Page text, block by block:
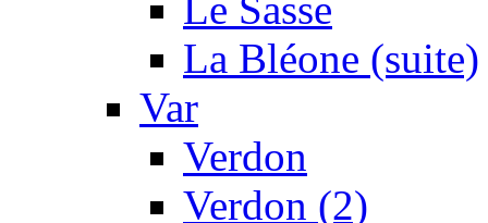
Le Sasse
La Bléone (suite)
Var
Verdon
Verdon (2)